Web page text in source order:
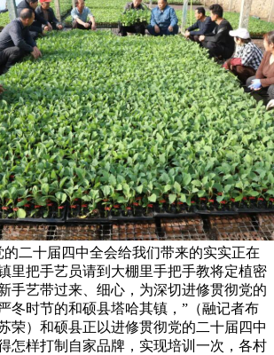
的二十届四中全会给我们带来的实实正在
里把手艺员请到大棚里手把手教将定植密
手艺带过来、细心，为深切进修贯彻党的
冬时节的和硕县塔哈其镇，”（融记者布
荣）和硕县正以进修贯彻党的二十届四中
怎样打制自家品牌，实现培训一次，各村